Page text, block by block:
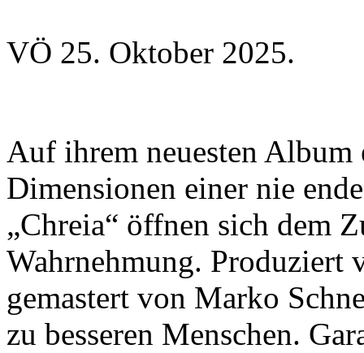
VÖ 25. Oktober 2025.
Auf ihrem neuesten Album
Dimensionen einer nie
„Chreia“ öffnen sich dem
Wahrnehmung. Produziert
gemastert von Marko
zu besseren Menschen.